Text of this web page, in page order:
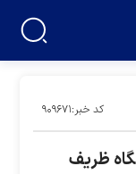
کد خبر:۹۰۹۶۷۱
ظریف